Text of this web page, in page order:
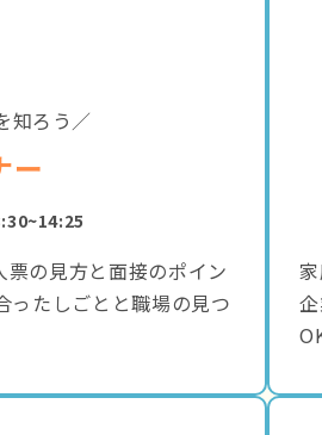
知ろう／
ー
の見方と面接のポイン
ったしごとと職場の見つ